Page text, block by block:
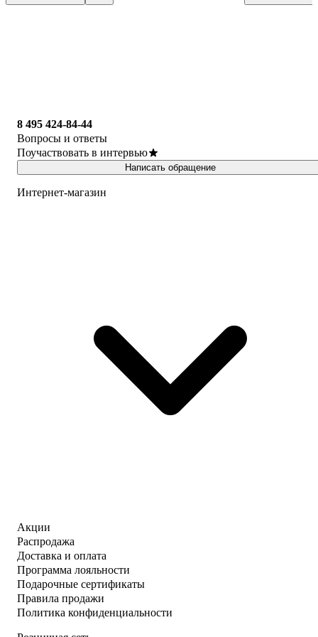
8 495 424-84-44
Вопросы и ответы
Поучаствовать в интервью
Написать обращение
Интернет-магазин
Акции
Распродажа
Доставка и оплата
Программа лояльности
Подарочные сертификаты
Правила продажи
Политика конфиденциальности